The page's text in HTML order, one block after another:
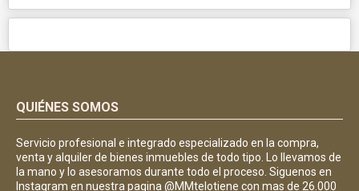
QUIÉNES SOMOS
Servicio profesional e integrado especializado en la compra,
venta y alquiler de bienes inmuebles de todo tipo. Lo llevamos de
la mano y lo asesoramos durante todo el proceso. Siguenos en
Instagram en nuestra pagina @MMtelotiene con mas de 26.000